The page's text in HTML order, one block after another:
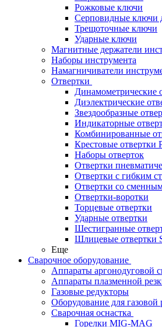
Рожковые ключи
Серповидные ключи
Трещоточные ключи
Ударные ключи
Магнитные держатели
Наборы инструмента
Намагничиватели
Отвертки
Динамометрические
Диэлектрические
Звездообразные
Индикаторные
Комбинированные
Крестовые отвертки
Наборы отверток
Отвертки
Отвертки с гибким
Отвертки со
Отвертки-воротки
Торцевые отвертки
Ударные отвертки
Шестигранные
Шлицевые отвертки
Еще
Сварочное оборудование
Аппараты аргонодуговой
Аппараты плазменной
Газовые редукторы
Оборудование для газовой
Сварочная оснастка
Горелки MIG-MAG